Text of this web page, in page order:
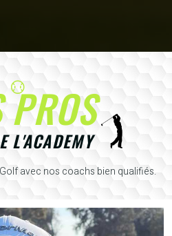
PROS
L'ACADEMY
avec nos coachs bien qualifiés.